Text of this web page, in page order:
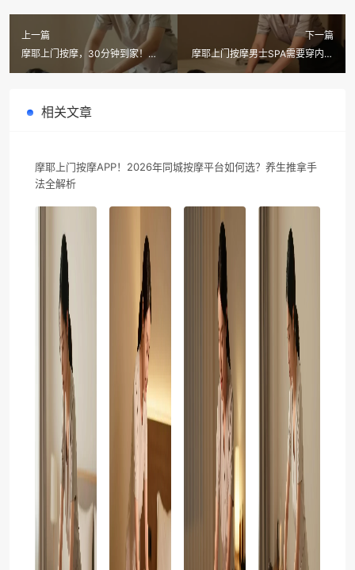
上一篇
摩耶上门按摩，30分钟到家！
SPA是飞机还是全身按摩？全身
下一篇
摩耶上门按摩男士SPA需要穿内裤
吗？真相揭晓！
相关文章
摩耶上门按摩APP！2026年同城按摩平台如何选？养生推拿手
法全解析